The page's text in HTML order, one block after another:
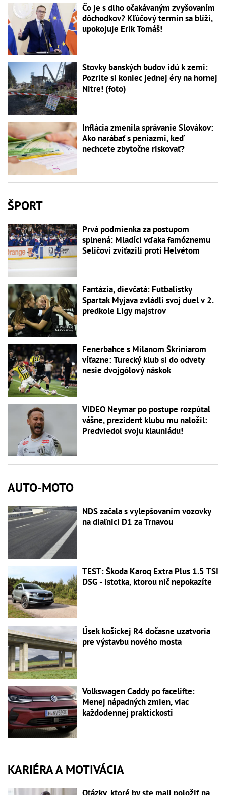
Čo je s dlho očakávaným zvyšovaním
dôchodkov? Kľúčový termín sa blíži,
upokojuje Erik Tomáš!
Stovky banských budov idú k zemi:
Pozrite si koniec jednej éry na hornej
Nitre! (foto)
Inflácia zmenila správanie Slovákov:
Ako narábať s peniazmi, keď
nechcete zbytočne riskovať?
ŠPORT
Prvá podmienka za postupom
splnená: Mladíci vďaka famóznemu
Seličovi zvíťazili proti Helvétom
Fantázia, dievčatá: Futbalistky
Spartak Myjava zvládli svoj duel v 2.
predkole Ligy majstrov
Fenerbahce s Milanom Škriniarom
víťazne: Turecký klub si do odvety
nesie dvojgólový náskok
VIDEO Neymar po postupe rozpútal
vášne, prezident klubu mu naložil:
Predviedol svoju klauniádu!
AUTO-MOTO
NDS začala s vylepšovaním vozovky
na diaľnici D1 za Trnavou
TEST: Škoda Karoq Extra Plus 1.5 TSI
DSG - istotka, ktorou nič nepokazíte
Úsek košickej R4 dočasne uzatvoria
pre výstavbu nového mosta
Volkswagen Caddy po facelifte:
Menej nápadných zmien, viac
každodennej praktickosti
KARIÉRA A MOTIVÁCIA